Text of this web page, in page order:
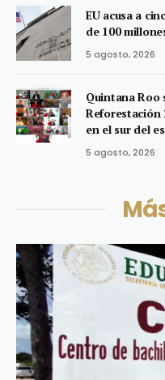
EU acusa a
de 100
5 agosto, 2026
Quintana Roo
Reforestación
en el sur del
5 agosto, 2026